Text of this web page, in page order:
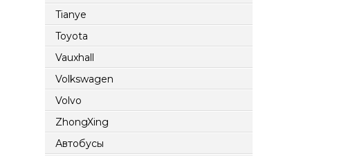
Tianye
Toyota
Vauxhall
Volkswagen
Volvo
ZhongXing
Автобусы